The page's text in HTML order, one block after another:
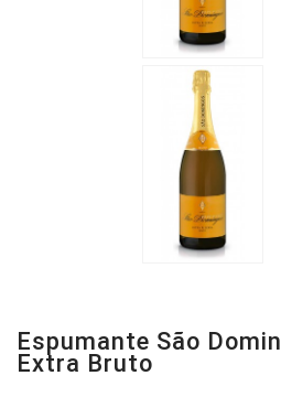
Espumante São
Extra Bruto